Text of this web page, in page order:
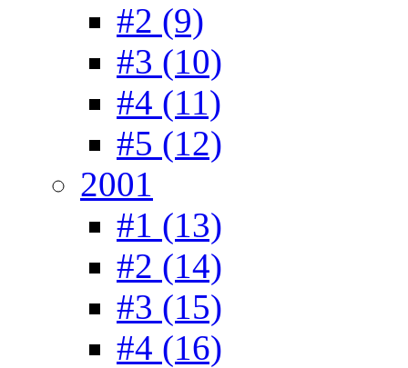
#2 (9)
#3 (10)
#4 (11)
#5 (12)
2001
#1 (13)
#2 (14)
#3 (15)
#4 (16)